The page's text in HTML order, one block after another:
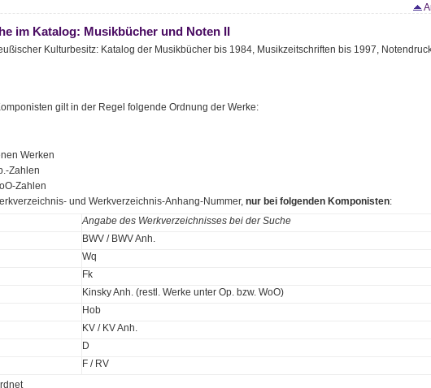
im Katalog: Musikbücher und Noten II
Kulturbesitz: Katalog der Musikbücher bis 1984, Musikzeitschriften bis 1997,
gilt in der Regel folgende Ordnung der Werke:
Werken
Zahlen
Zahlen
und Werkverzeichnis-Anhang-Nummer, nur bei folgenden Komponisten:
Angabe des Werkverzeichnisses bei der Suche
BWV / BWV Anh.
Wq
Fk
Kinsky Anh. (restl. Werke unter Op. bzw. WoO)
Hob
KV / KV Anh.
D
F / RV